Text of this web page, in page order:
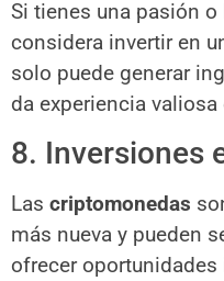
Si tienes una pasión
considera invertir en
solo puede generar
da experiencia
8. Inversiones
Las criptomonedas
más nueva y pueden
ofrecer